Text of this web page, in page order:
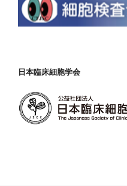
日本臨床細胞学会